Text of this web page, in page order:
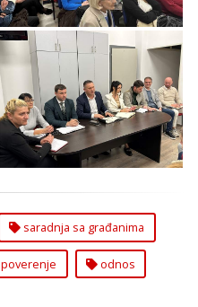
Uspostavljamo odnos
poverenja između
građana Na Zvezdari
saradnja sa građanima
poverenje odnos